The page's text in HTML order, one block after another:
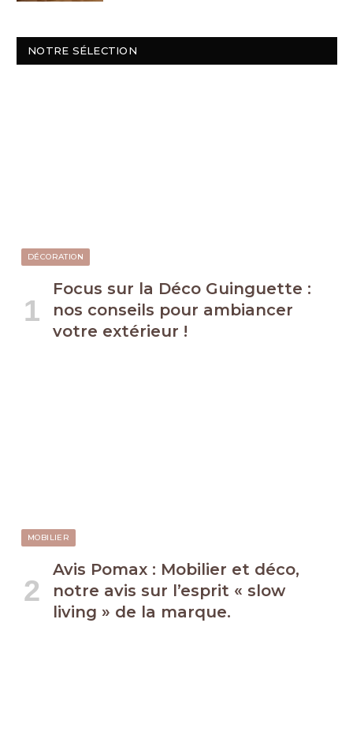
NOTRE SÉLECTION
DÉCORATION
Focus sur la Déco Guinguette :
nos conseils pour ambiancer
votre extérieur !
MOBILIER
Avis Pomax : Mobilier et déco,
notre avis sur l’esprit « slow
living » de la marque.